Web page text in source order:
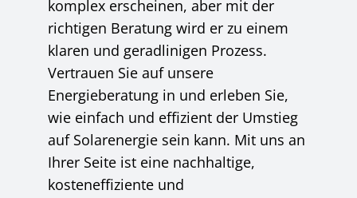
komplex erscheinen, aber mit der
richtigen Beratung wird er zu einem
klaren und geradlinigen Prozess.
Vertrauen Sie auf unsere
Energieberatung in und erleben Sie,
wie einfach und effizient der Umstieg
auf Solarenergie sein kann. Mit uns an
Ihrer Seite ist eine nachhaltige,
kosteneffiziente und